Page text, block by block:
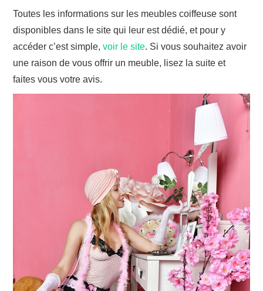
Toutes les informations sur les meubles coiffeuse sont
disponibles dans le site qui leur est dédié, et pour y
accéder c’est simple,voir le site. Si vous souhaitez avoir
une raison de vous offrir un meuble, lisez la suite et
faites vous votre avis.